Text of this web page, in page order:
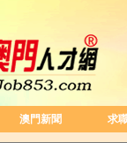
澳門新聞 求